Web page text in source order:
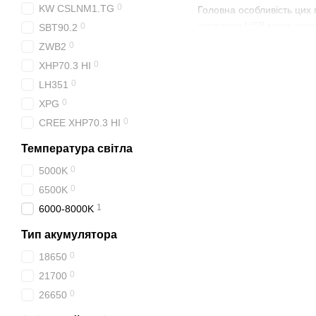
Головна особливість цих
KW CSLNM1.TG 0
SBT90.2 0
ZWB2 0
XHP70.3 HI 0
LH351 0
XPG 0
CREE XHP70.3 HI 0
Температура світла
5000K 0
6500K 0
6000-8000K 1
Тип акумулятора
18650 0
21700 0
26650 0